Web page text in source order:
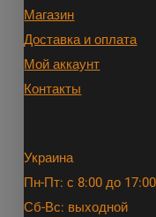
Магазин
Доставка и оплата
Мой аккаунт
Контакты
Украина
Пн-Пт: с 8:00 до 17:00
Сб-Вс: выходной